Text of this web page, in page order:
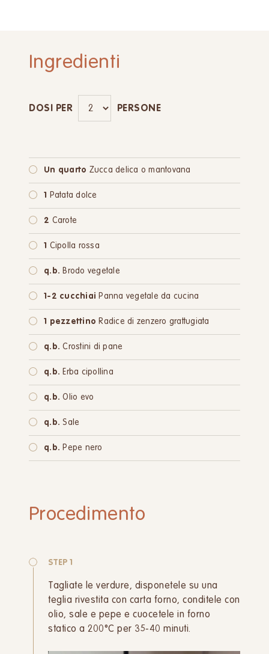
Ingredienti
DOSI PER PERSONE
Un quarto Zucca delica o mantovana
1 Patata dolce
2 Carote
1 Cipolla rossa
q.b. Brodo vegetale
1-2 cucchiai Panna vegetale da cucina
1 pezzettino Radice di zenzero grattugiata
q.b. Crostini di pane
q.b. Erba cipollina
q.b. Olio evo
q.b. Sale
q.b. Pepe nero
Procedimento
STEP 1
Tagliate le verdure, disponetele su una
teglia rivestita con carta forno, conditele con
olio, sale e pepe e cuocetele in forno
statico a 200°C per 35-40 minuti.